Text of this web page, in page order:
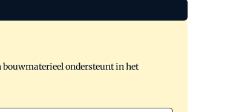
ondersteunt in het